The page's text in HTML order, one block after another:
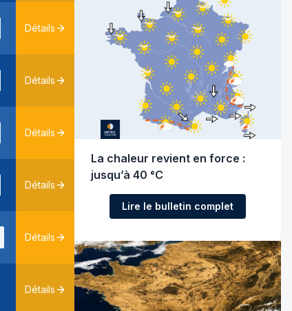
Détails
Détails
Détails
Détails
Détails
Détails
La chaleur revient en force :
jusqu’à 40 °C
Lire le bulletin complet